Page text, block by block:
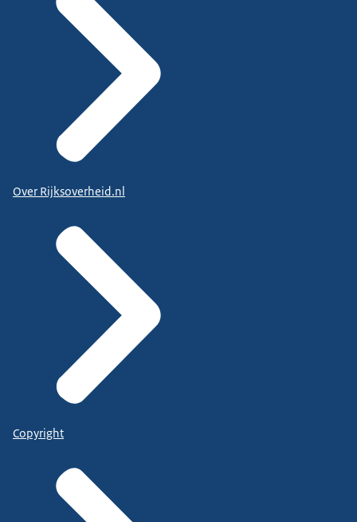
Over Rijksoverheid.nl
Copyright